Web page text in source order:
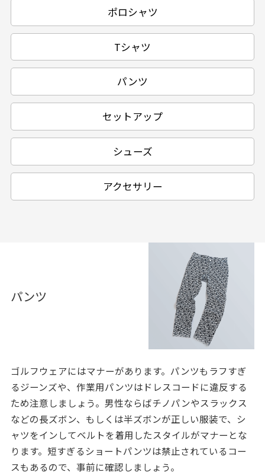
ポロシャツ
Tシャツ
パンツ
セットアップ
シューズ
アクセサリー
パンツ
ゴルフウェアにはマナーがあります。パンツもラフすぎ
るジーンズや、作業用パンツはドレスコードに違反する
ため注意しましょう。男性ならばチノパンやスラックス
などの長ズボン、もしくは半ズボンが正しい服装で、シ
ャツをインしてベルトを着用したスタイルがマナーとな
ります。短すぎるショートパンツは禁止されているコー
スもあるので、事前に確認しましょう。